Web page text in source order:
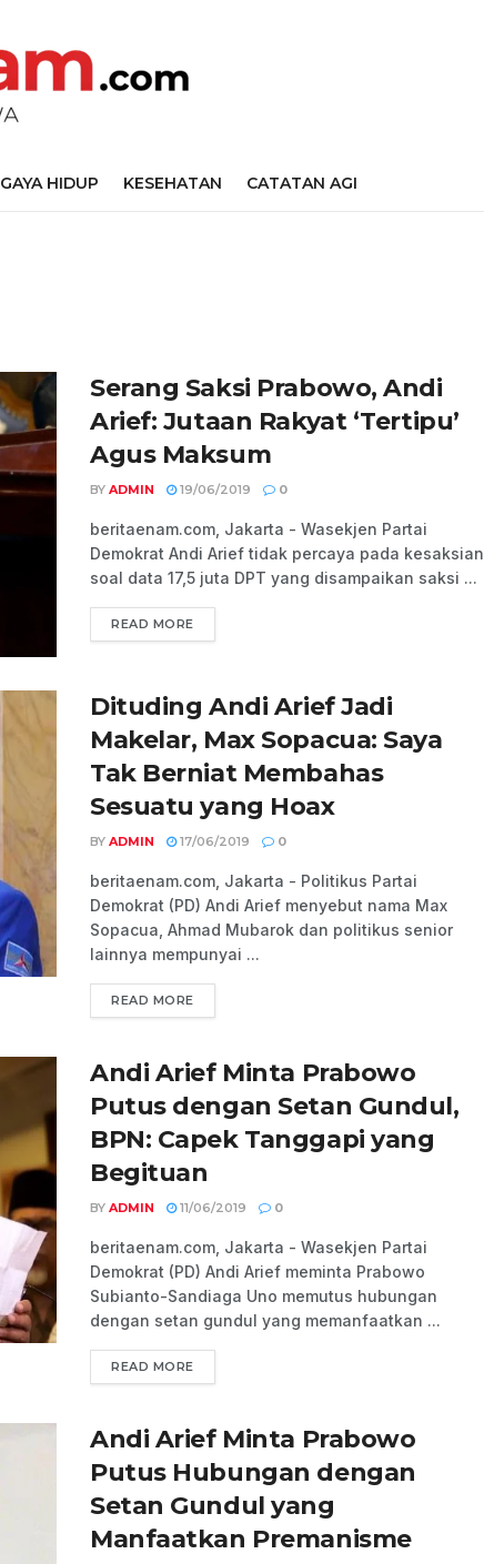
GAYA HIDUP KESEHATAN CATATAN AGI
Serang Saksi Prabowo, Andi
Arief: Jutaan Rakyat ‘Tertipu’
Agus Maksum
BY ADMIN 19/06/2019 0
beritaenam.com, Jakarta - Wasekjen Partai
Demokrat Andi Arief tidak percaya pada kesaksian
soal data 17,5 juta DPT yang disampaikan saksi ...
READ MORE
Dituding Andi Arief Jadi
Makelar, Max Sopacua: Saya
Tak Berniat Membahas
Sesuatu yang Hoax
BY ADMIN 17/06/2019 0
beritaenam.com, Jakarta - Politikus Partai
Demokrat (PD) Andi Arief menyebut nama Max
Sopacua, Ahmad Mubarok dan politikus senior
lainnya mempunyai ...
READ MORE
Andi Arief Minta Prabowo
Putus dengan Setan Gundul,
BPN: Capek Tanggapi yang
Begituan
BY ADMIN 11/06/2019 0
beritaenam.com, Jakarta - Wasekjen Partai
Demokrat (PD) Andi Arief meminta Prabowo
Subianto-Sandiaga Uno memutus hubungan
dengan setan gundul yang memanfaatkan ...
READ MORE
Andi Arief Minta Prabowo
Putus Hubungan dengan
Setan Gundul yang
Manfaatkan Premanisme